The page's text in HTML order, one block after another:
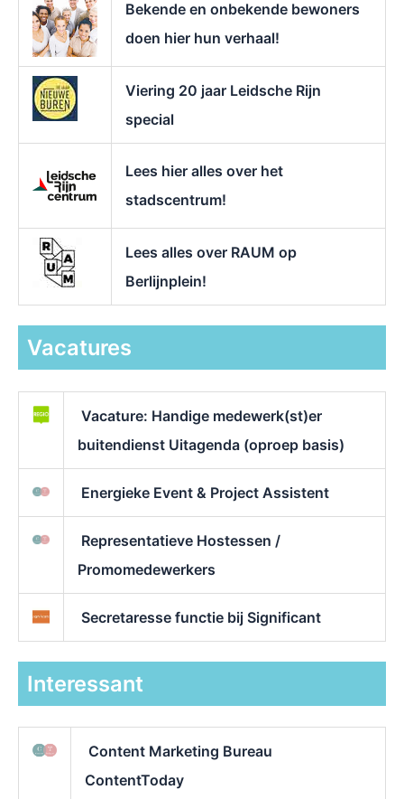
Bekende en onbekende bewoners
doen hier hun verhaal!
Viering 20 jaar Leidsche Rijn
special
Lees hier alles over het
stadscentrum!
Lees alles over RAUM op
Berlijnplein!
Vacatures
Vacature: Handige medewerk(st)er
buitendienst Uitagenda (oproep basis)
Energieke Event & Project Assistent
Representatieve Hostessen /
Promomedewerkers
Secretaresse functie bij Significant
Interessant
Content Marketing Bureau
ContentToday